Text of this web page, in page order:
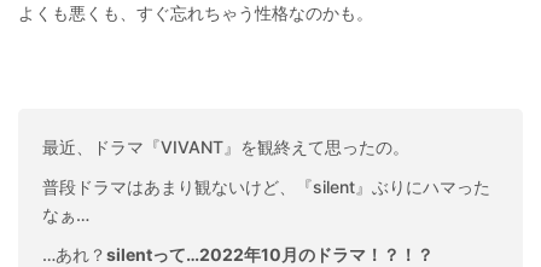
よくも悪くも、すぐ忘れちゃう性格なのかも。
最近、ドラマ『VIVANT』を観終えて思ったの。
普段ドラマはあまり観ないけど、『silent』ぶりにハマった
なぁ…
…あれ？silentって…2022年10月のドラマ！？！？